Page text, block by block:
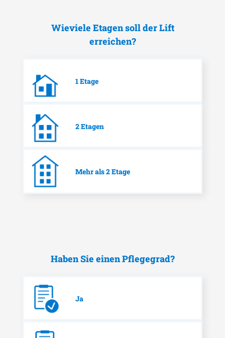
Wieviele Etagen soll der Lift
erreichen?
1 Etage
2 Etagen
Mehr als 2 Etage
Haben Sie einen Pflegegrad?
Ja